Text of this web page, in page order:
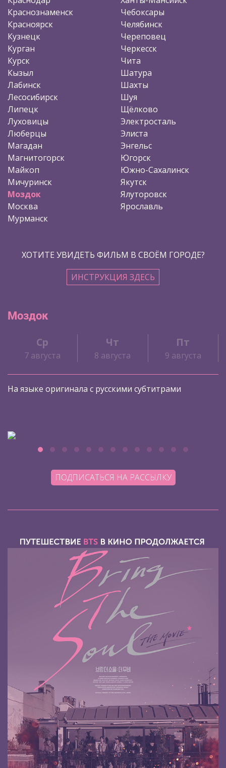
Краснознаменск
Красноярск
Кузнецк
Курган
Курск
Кызыл
Лабинск
Лесосибирск
Липецк
Луховицы
Люберцы
Магадан
Магнитогорск
Майкоп
Мичуринск
Моздок
Москва
Мурманск
Чебоксары
Челябинск
Череповец
Черкесск
Чита
Шатура
Шахты
Шуя
Щёлково
Электросталь
Элиста
Энгельс
Югорск
Южно-Сахалинск
Якутск
Ялуторовск
Ярославль
ХОТИТЕ УВИДЕТЬ ФИЛЬМ В СВОЁМ ГОРОДЕ?
ИНСТРУКЦИЯ ЗДЕСЬ
Моздок
Ср
7 августа
Чт
8 августа
Пт
9 августа
На языке оригинала с русскими субтитрами
ПОДПИСАТЬСЯ НА РАССЫЛКУ